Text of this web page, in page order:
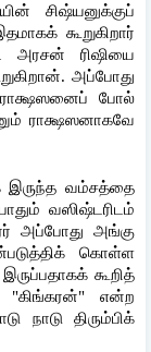
சிஷ்யனுக்குப்
கூறுகிறார்
ரிஷியை
அப்போது
போல்
ராக்ஷஸனாகவே
இருந்த வம்சத்தை
வஸிஷ்டரிடம்
அப்போது அங்கு
கொள்ள
கூறித்
"கிங்கரன்" என்ற
திரும்பிக்